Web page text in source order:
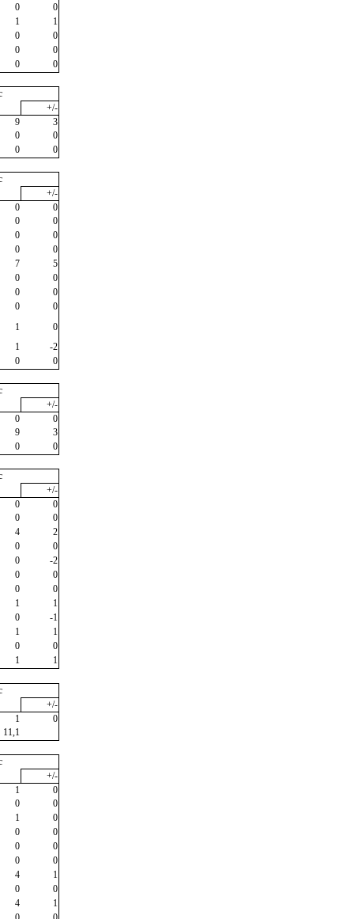
0
0
1
1
0
0
0
0
0
0
+/-
9
3
0
0
0
0
+/-
0
0
0
0
0
0
0
0
7
5
0
0
0
0
0
0
1
0
1
-2
0
0
+/-
0
0
9
3
0
0
+/-
0
0
0
0
4
2
0
0
0
-2
0
0
0
0
1
1
0
-1
1
1
0
0
1
1
+/-
1
0
11,1
+/-
1
0
0
0
1
0
0
0
0
0
0
0
4
1
0
0
4
1